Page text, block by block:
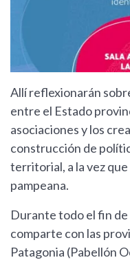
Allí reflexionarán
entre el Estado
asociaciones y los
construcción de
territorial, a la vez
pampeana.
Durante todo el fin de
comparte con las
Patagonia (Pabellón